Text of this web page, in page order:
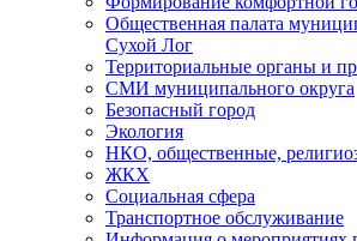
Общественная палата
Сухой Лог
Территориальные органы и
СМИ муниципального округа
Безопасный город
Экология
НКО, общественные,
ЖКХ
Социальная сфера
Транспортное обслуживание